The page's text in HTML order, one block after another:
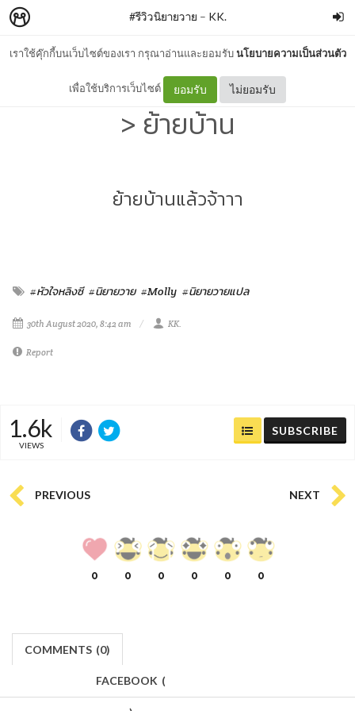
เราใช้คุ๊กกี้บนเว็บไซต์ของเรา กรุณาอ่านและยอมรับนโยบายความเป็นส่วนตัว
เพื่อใช้บริการเว็บไซต์ ยอมรับ ไม่ยอมรับ
#รีวิวนิยายวาย – KK.
รีวิว+สปอย | #หัวใจมีหลิงซี -
> ย้ายบ้าน
ย้ายบ้านแล้วจ้าาา
#หัวใจหลิงซี #นิยายวาย #Molly #นิยายวายแปล
30th August 2020, 8:42 am KK.
Report
1.6k
VIEWS
SUBSCRIBE
PREVIOUS NEXT
0 0 0 0 0 0
COMMENTS (0)
FACEBOOK (